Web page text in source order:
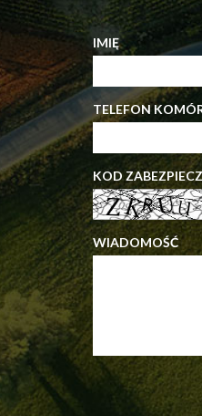
IMIĘ
TELEFON
KOD
WIADOMOŚĆ